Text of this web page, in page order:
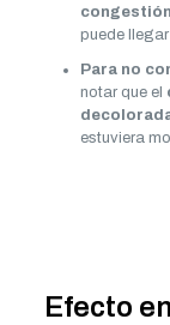
puede
Para no
notar que el
estuviera
Efecto